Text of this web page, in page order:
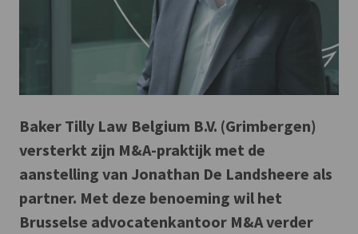
Baker Tilly Law Belgium B.V. (Grimbergen)
versterkt zijn M&A-praktijk met de
aanstelling van Jonathan De Landsheere als
partner. Met deze benoeming wil het
Brusselse advocatenkantoor M&A verder